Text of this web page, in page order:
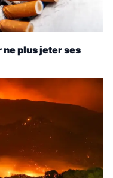
ne plus jeter ses